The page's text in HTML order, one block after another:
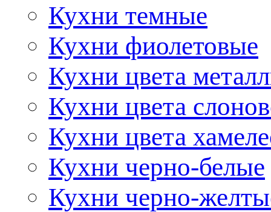
Кухни темные
Кухни фиолетовые
Кухни цвета
Кухни цвета
Кухни цвета
Кухни черно-белые
Кухни черно-